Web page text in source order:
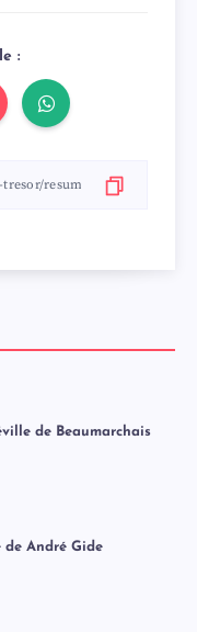
:
de Beaumarchais
de André Gide